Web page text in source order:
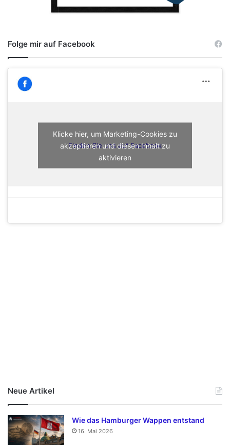
Folge mir auf Facebook
Finden Sie uns auf Facebook
Klicke hier, um Marketing-Cookies zu
akzeptieren und diesen Inhalt zu
aktivieren
Neue Artikel
Wie das Hamburger Wappen entstand
16. Mai 2026